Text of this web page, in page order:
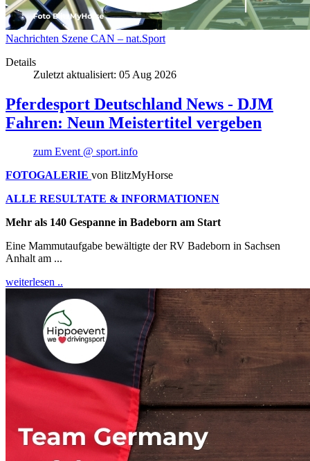
Nachrichten Szene CAN – nat.Sport
Details
Zuletzt aktualisiert: 05 Aug 2026
Pferdesport Deutschland News - DJM
Fahren: Neun Meistertitel vergeben
zum Event @ sport.info
FOTOGALERIE von BlitzMyHorse
ALLE RESULTATE & INFORMATIONEN
Mehr als 140 Gespanne in Badeborn am Start
Eine Mammutaufgabe bewältigte der RV Badeborn in Sachsen
Anhalt am ...
weiterlesen ..